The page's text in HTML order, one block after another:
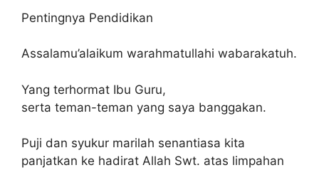
Pentingnya Pendidikan
Assalamu’alaikum warahmatullahi wabarakatuh.
Yang terhormat Ibu Guru,
serta teman-teman yang saya banggakan.
Puji dan syukur marilah senantiasa kita
panjatkan ke hadirat Allah Swt. atas limpahan